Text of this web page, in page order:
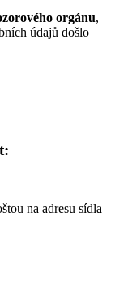
orgánu,
údajů došlo
na adresu sídla